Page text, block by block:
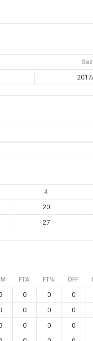
4
20
27
FTA FT% OFF
0 0 0
0 0 0
0 0 0